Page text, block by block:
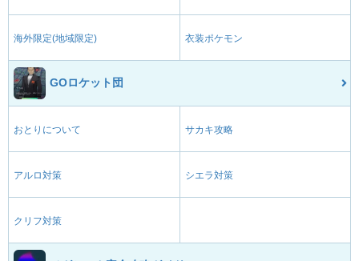
海外限定(地域限定) 衣装ポケモン
GOロケット団
おとりについて サカキ攻略
アルロ対策 シエラ対策
クリフ対策